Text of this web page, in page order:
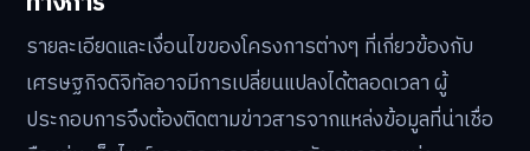
รายละเอียดและเงื่อนไขของโครงการต่างๆ ที่เกี่ยวข้องกับ
เศรษฐกิจดิจิทัลอาจมีการเปลี่ยนแปลงได้ตลอดเวลา ผู้
ประกอบการจึงต้องติดตามข่าวสารจากแหล่งข้อมูลที่น่าเชื่อ